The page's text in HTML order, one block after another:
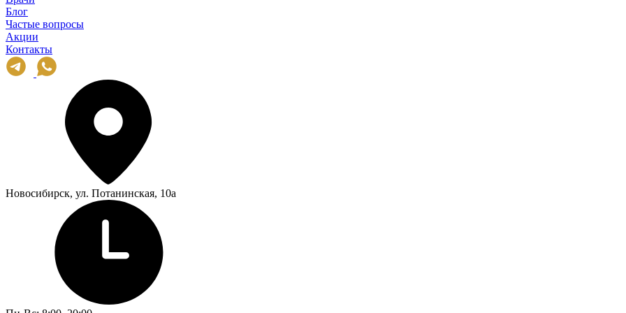
Блог
Частые вопросы
Акции
Контакты
Новосибирск, ул. Потанинская, 10а